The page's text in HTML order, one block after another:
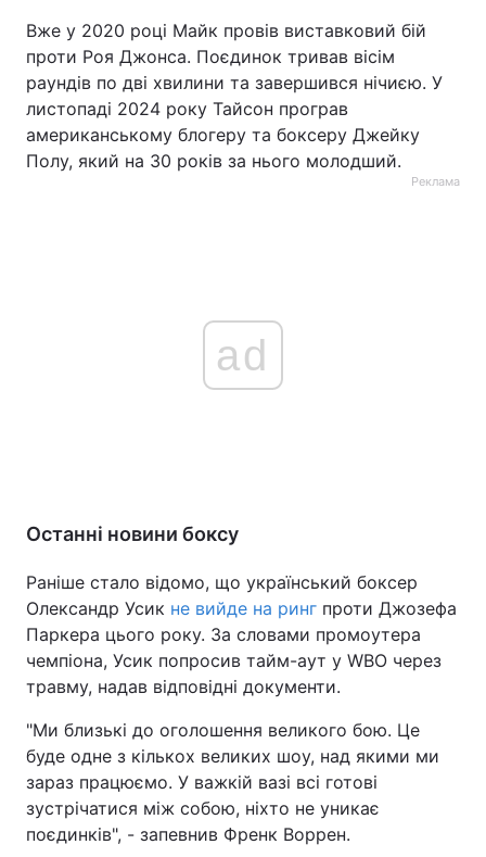
Вже у 2020 році Майк провів виставковий бій
проти Роя Джонса. Поєдинок тривав вісім
раундів по дві хвилини та завершився нічиєю. У
листопаді 2024 року Тайсон програв
американському блогеру та боксеру Джейку
Полу, який на 30 років за нього молодший.
Реклама
ad
Останні новини боксу
Раніше стало відомо, що український боксер
Олександр Усик не вийде на ринг проти Джозефа
Паркера цього року. За словами промоутера
чемпіона, Усик попросив тайм-аут у WBO через
травму, надав відповідні документи.
"Ми близькі до оголошення великого бою. Це
буде одне з кількох великих шоу, над якими ми
зараз працюємо. У важкій вазі всі готові
зустрічатися між собою, ніхто не уникає
поєдинків", - запевнив Френк Воррен.